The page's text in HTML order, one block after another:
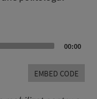
00:00
EMBED CODE